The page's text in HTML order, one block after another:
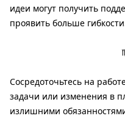
идеи могут получить
проявить больше
Сосредоточьтесь на
задачи или изменения в
излишними